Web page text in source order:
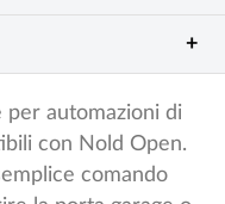
per automazioni di
con Nold Open.
comando